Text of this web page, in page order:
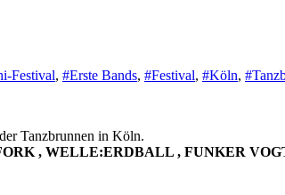
Festival, #Erste Bands, #Festival, #Köln,
Tanzbrunnen in Köln.
, WELLE:ERDBALL , FUNKER